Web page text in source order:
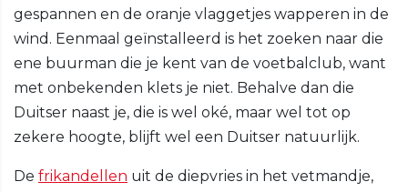
gespannen en de oranje vlaggetjes wapperen in de
wind. Eenmaal geïnstalleerd is het zoeken naar die
ene buurman die je kent van de voetbalclub, want
met onbekenden klets je niet. Behalve dan die
Duitser naast je, die is wel oké, maar wel tot op
zekere hoogte, blijft wel een Duitser natuurlijk.
De frikandellen uit de diepvries in het vetmandje,